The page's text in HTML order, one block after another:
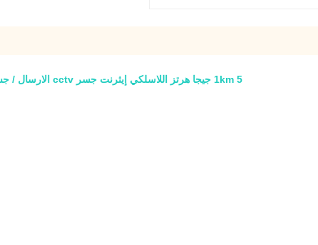
1km 5 جيجا هرتز اللاسلكي إيثرنت جسر cctv الارسال / جسر / cpe / الروابط